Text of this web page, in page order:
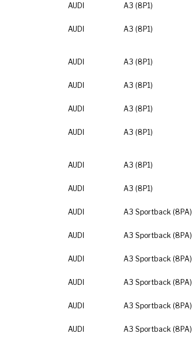
AUDI
A3 (8P1)
AUDI
A3 (8P1)
AUDI A3 (8P1)
AUDI
A3 (8P1)
AUDI
A3 (8P1)
AUDI
A3 (8P1)
AUDI A3 (8P1)
AUDI
A3 (8P1)
AUDI
A3 Sportback (8PA)
AUDI
A3 Sportback (8PA)
AUDI
A3 Sportback (8PA)
AUDI
A3 Sportback (8PA)
AUDI
A3 Sportback (8PA)
AUDI
A3 Sportback (8PA)